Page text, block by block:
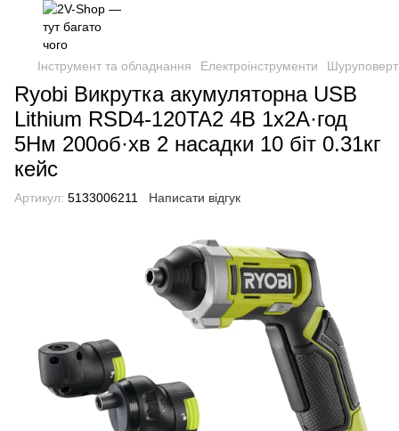
Інструмент та обладнання Електроінструменти
Ryobi Викрутка акумуляторна USB
Lithium RSD4-120TA2 4В 1х2А·год
5Нм 200об·хв 2 насадки 10 біт 0.31кг
кейс
Артикул: 5133006211 Написати відгук